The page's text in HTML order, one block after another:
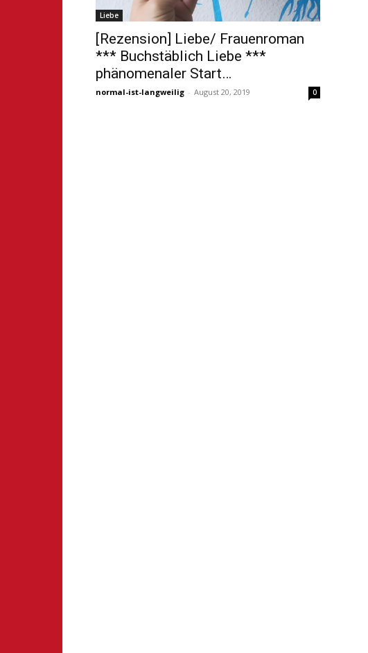
Liebe
[Rezension] Liebe/ Frauenroman
*** Buchstäblich Liebe ***
phänomenaler Start…
normal-ist-langweilig - August 20, 2019 0